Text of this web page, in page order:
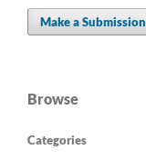
Make a Submission
Browse
Categories